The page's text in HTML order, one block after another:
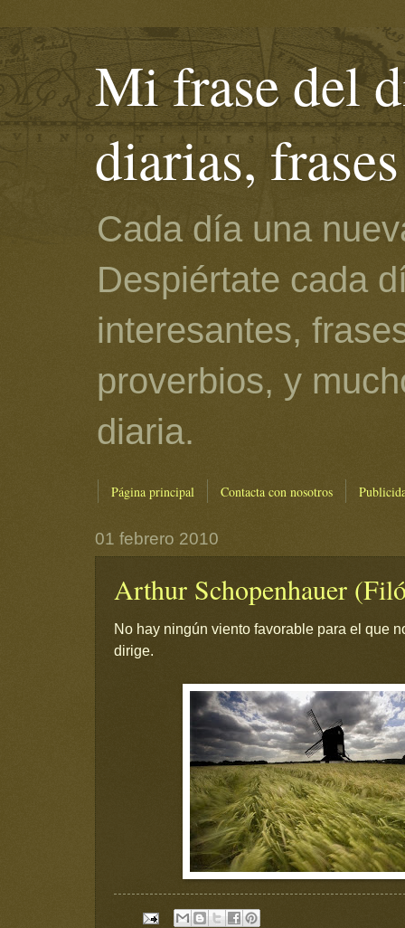
Mi frase del
diarias,
Cada día una
Despiértate cada
interesantes,
proverbios, y
diaria.
Página principal Contacta con nosotros
01 febrero 2010
Arthur Schopenhauer
No hay ningún viento favorable para el que
dirige.